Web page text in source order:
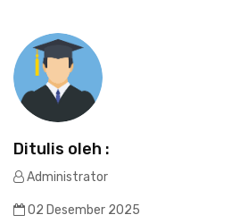
Ditulis oleh :
Administrator
02 Desember 2025